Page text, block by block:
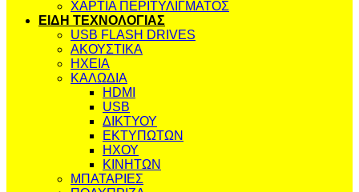
ΧΑΡΤΙΑ ΠΕΡΙΤΥΛΙΓΜΑΤΟΣ
ΕΙΔΗ ΤΕΧΝΟΛΟΓΙΑΣ
USB FLASH DRIVES
ΑΚΟΥΣΤΙΚΑ
ΗΧΕΙΑ
ΚΑΛΩΔΙΑ
HDMI
USB
ΔΙΚΤΥΟΥ
ΕΚΤΥΠΩΤΩΝ
ΗΧΟΥ
ΚΙΝΗΤΩΝ
ΜΠΑΤΑΡΙΕΣ